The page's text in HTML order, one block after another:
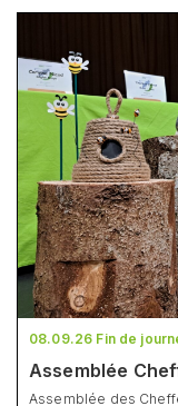
08.09.26 Fin de
Assemblée
Assemblée des